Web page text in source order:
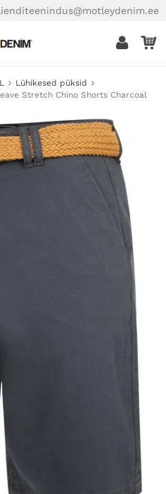
Lühikesed püksid
Stretch Chino Shorts Charcoal